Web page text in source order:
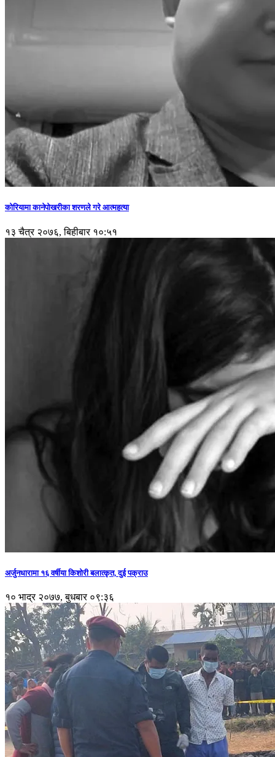
कोरियामा कानेपोखरीका शरणले गरे आत्महत्या
१३ चैत्र २०७६, बिहीबार १०:५१
अर्जुनधारामा १६ वर्षीया किशोरी बलात्कृत, दुई पक्राउ
१० भाद्र २०७७, बुधबार ०९:३६